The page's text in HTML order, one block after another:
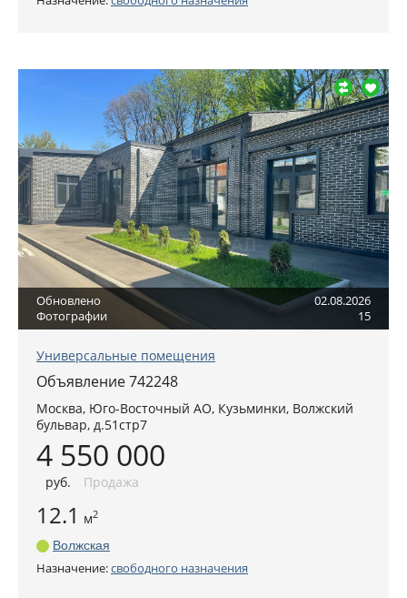
Обновлено
02.08.2026
Фотографии
15
Универсальные помещения
Объявление 742248
Москва, Юго-Восточный АО, Кузьминки, Волжский
бульвар, д.51стр7
4 550 000
руб. Продажа
12.1 м2
Волжская
Назначение:свободного назначения